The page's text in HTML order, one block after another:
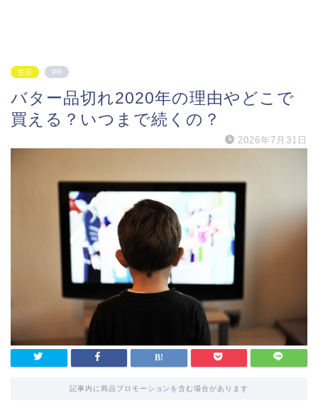
生活 PR
バター品切れ2020年の理由やどこで
買える？いつまで続くの？
2026年7月31日
記事内に商品プロモーションを含む場合があります